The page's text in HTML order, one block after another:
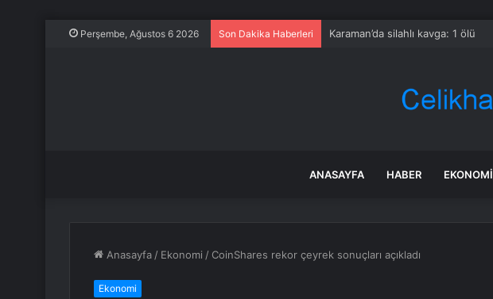
Perşembe, Ağustos 6 2026 Son Dakika Haberleri Karaman’da silahlı kavga: 1 ölü
ANASAYFA HABER EKONOMI
Anasayfa / Ekonomi / CoinShares rekor çeyrek sonuçları açıkladı
Ekonomi